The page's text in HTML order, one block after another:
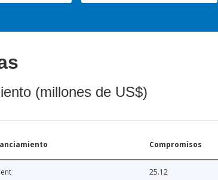
(millones de US$)
Compromisos
25.12